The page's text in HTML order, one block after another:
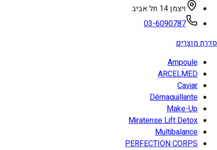
ויצמן 14 תל אביב
03-6090787
סדרת מוצרים
Ampoule
ARCELMED
Caviar
Démaquillante
Make-Up
Miratense Lift Detox
Multibalance
PERFECTION CORPS